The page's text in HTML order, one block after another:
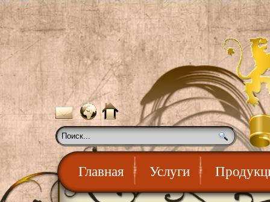
Главная Услуги